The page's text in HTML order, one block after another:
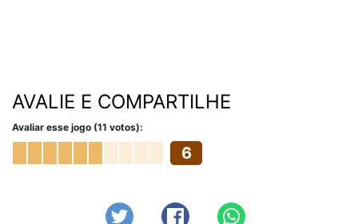
AVALIE E COMPARTILHE
Avaliar esse jogo (11 votos):
6